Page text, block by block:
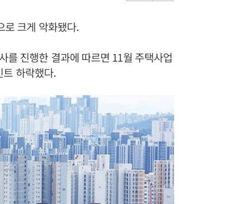
로 크게 악화됐다.
를 진행한 결과에 따르면 11월 주택사업
하락했다.